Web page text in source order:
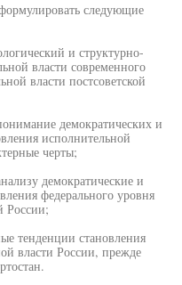
следующие
и структурно-
власти современного
власти постсоветской
демократических и
исполнительной
черты;
демократические и
федерального уровня
России;
тенденции становления
власти России, прежде